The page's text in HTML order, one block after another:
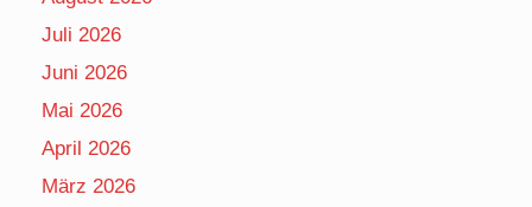
Juli 2026
Juni 2026
Mai 2026
April 2026
März 2026